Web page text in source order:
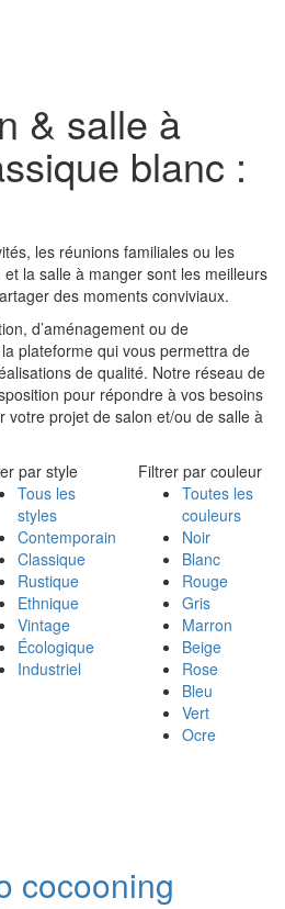
& salle à
blanc :
les réunions familiales ou les
la salle à manger sont les meilleurs
des moments conviviaux.
d’aménagement ou de
plateforme qui vous permettra de
de qualité. Notre réseau de
pour répondre à vos besoins
votre projet de salon et/ou de salle à
par style
Tous les
styles
Contemporain
Classique
Rustique
Ethnique
Vintage
Écologique
Industriel
Filtrer par couleur
Toutes les
couleurs
Noir
Blanc
Rouge
Gris
Marron
Beige
Rose
Bleu
Vert
Ocre
cocooning